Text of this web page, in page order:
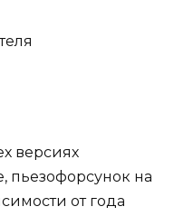
версиях
пьезофорсунок на
от года